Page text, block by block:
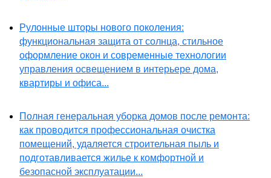
Рулонные шторы нового поколения:
функциональная защита от солнца, стильное
оформление окон и современные технологии
управления освещением в интерьере дома,
квартиры и офиса...
Полная генеральная уборка домов после ремонта:
как проводится профессиональная очистка
помещений, удаляется строительная пыль и
подготавливается жилье к комфортной и
безопасной эксплуатации...